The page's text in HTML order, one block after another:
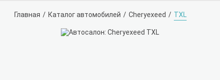
Главная Каталог автомобилей Cheryexeed TXL